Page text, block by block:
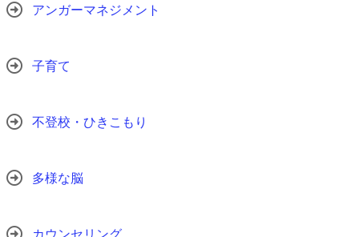
アンガーマネジメント
子育て
不登校・ひきこもり
多様な脳
カウンセリング